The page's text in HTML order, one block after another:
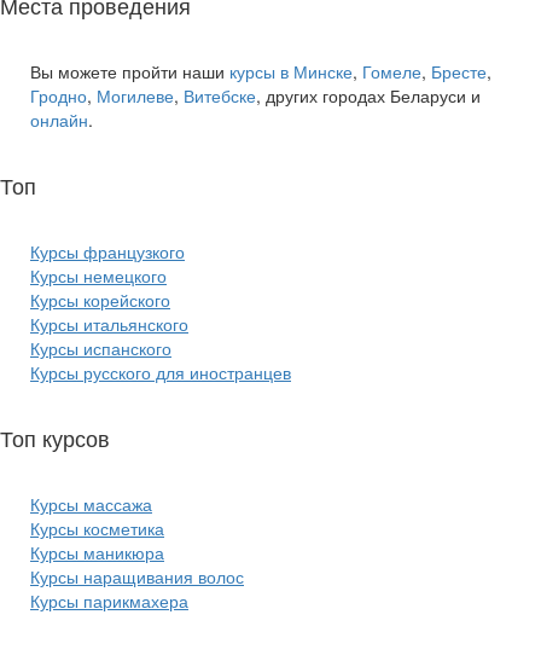
Вы можете пройти наши курсы в Минске, Гомеле, Бресте,
Гродно, Могилеве, Витебске, других городах Беларуси и
онлайн.
Топ
Курсы французкого
Курсы немецкого
Курсы корейского
Курсы итальянского
Курсы испанского
Курсы русского для иностранцев
Топ курсов
Курсы массажа
Курсы косметика
Курсы маникюра
Курсы наращивания волос
Курсы парикмахера